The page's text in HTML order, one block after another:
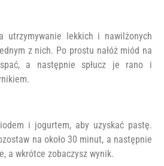
lekkich i nawilżonych
z nich. Po prostu nałóż miód na
a następnie spłucz je rano i
i jogurtem, aby uzyskać pastę.
na około 30 minut, a następnie
a wkrótce zobaczysz wynik.